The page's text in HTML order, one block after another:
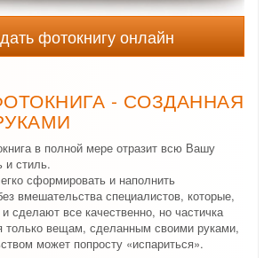
фотокнигу онлайн
- СОЗДАННАЯ
в полной мере отразит всю Вашу
и стиль.
сформировать и наполнить
вмешательства специалистов, которые,
сделают все качественно, но частичка
только вещам, сделанным своими руками,
может попросту «испариться».